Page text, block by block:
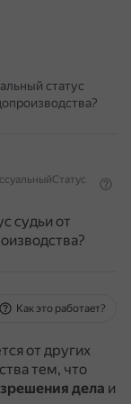
статус
судьи от
Как это работает?
от других
тем, что
дела и